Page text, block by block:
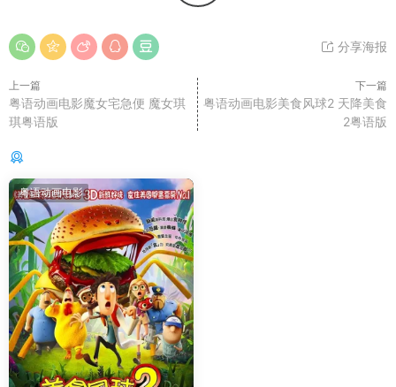
分享海报
上一篇
粤语动画电影魔女宅急便 魔女琪
琪粤语版
下一篇
粤语动画电影美食风球2 天降美食
2粤语版
粤语动画电影